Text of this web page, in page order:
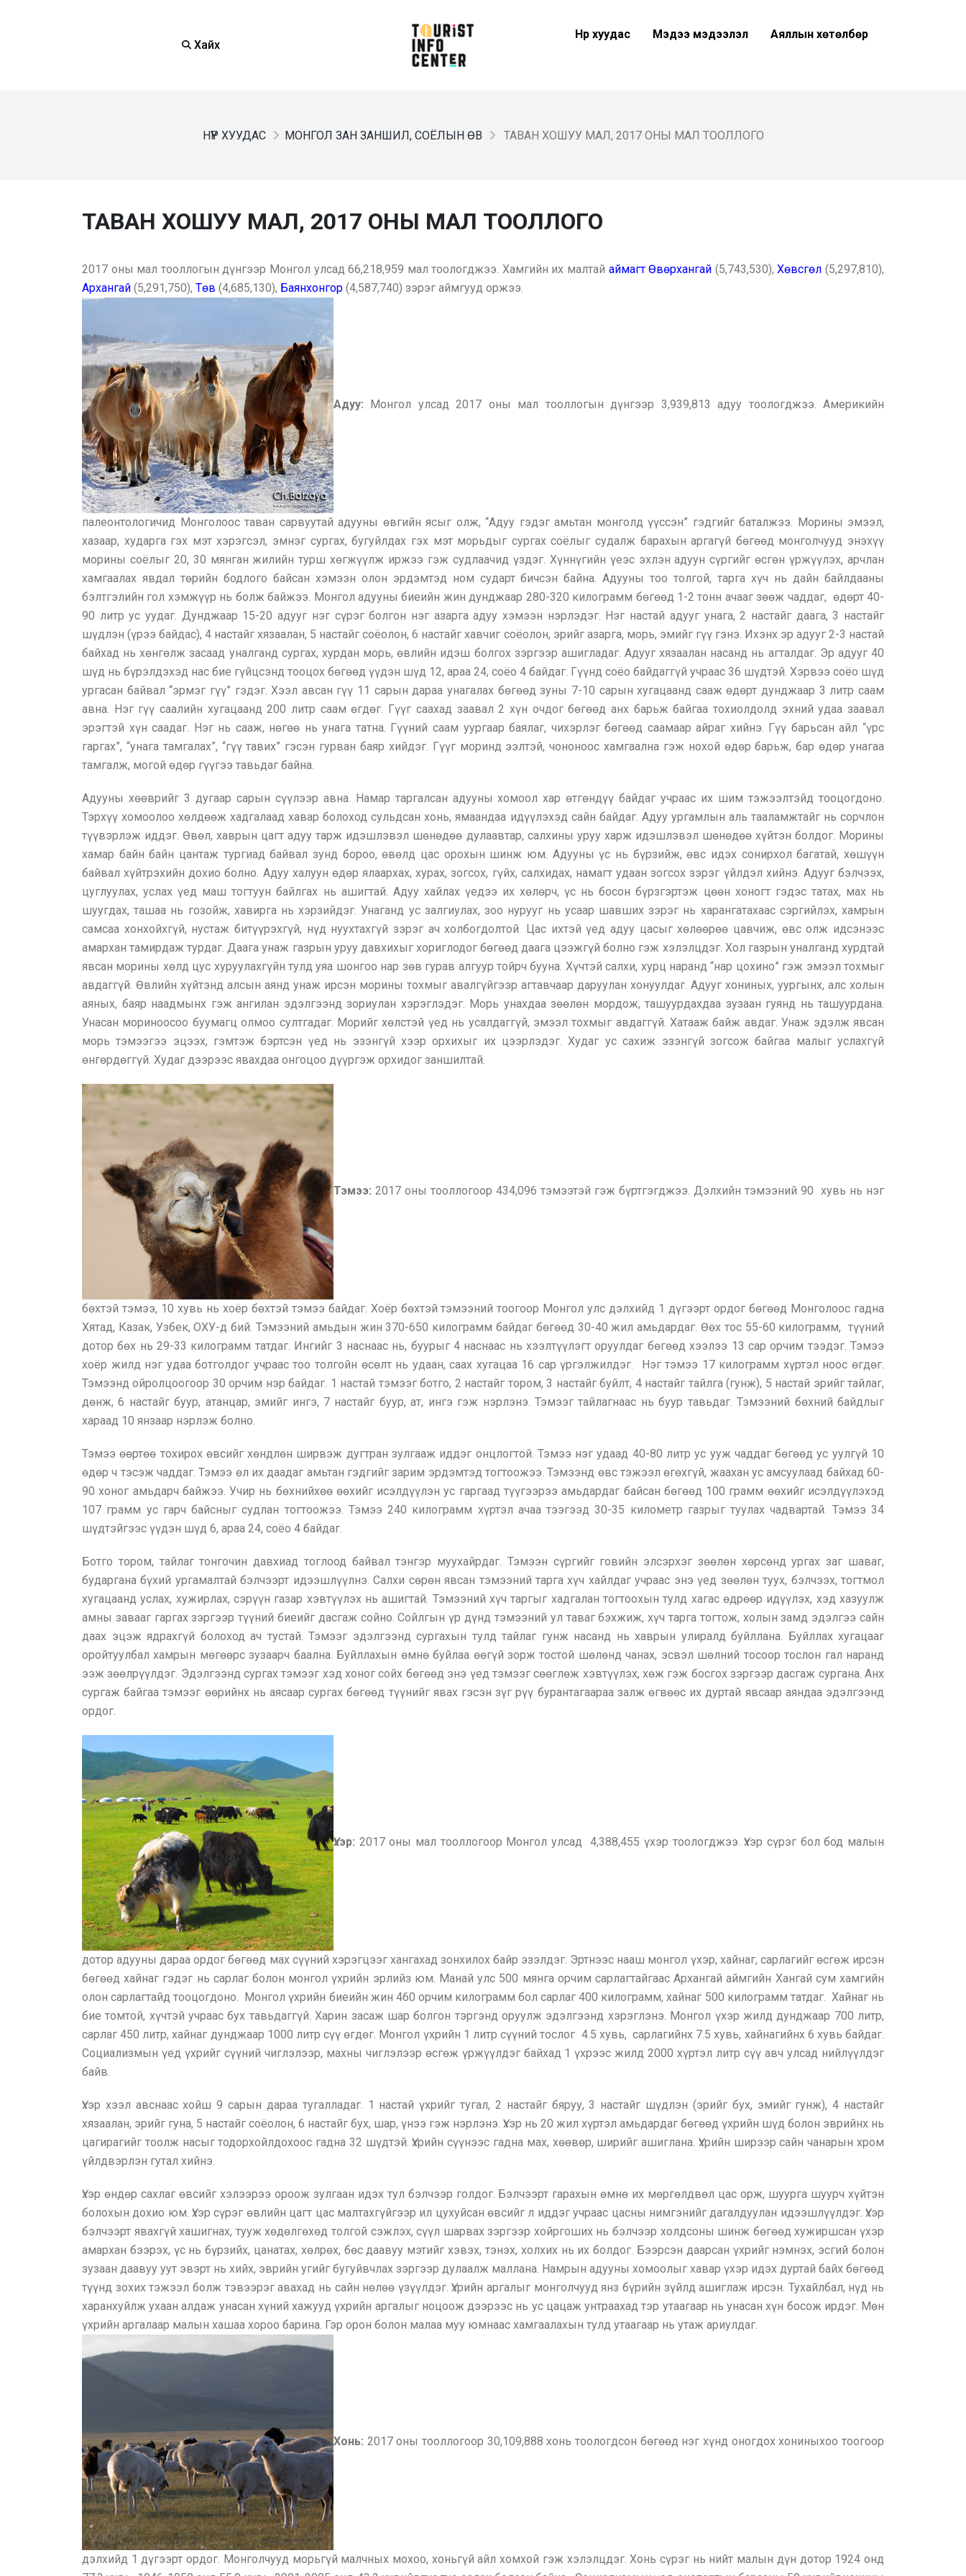
Хайх
Нүүр хуудас Мэдээ мэдээлэл Аяллын хөтөлбөр
НҮҮР ХУУДАС МОНГОЛ ЗАН ЗАНШИЛ, СОЁЛЫН ӨВ ТАВАН ХОШУУ МАЛ, 2017 ОНЫ МАЛ ТООЛЛОГО
ТАВАН ХОШУУ МАЛ, 2017 ОНЫ МАЛ ТООЛЛОГО
2017 оны мал тооллогын дүнгээр Монгол улсад 66,218,959 мал тоологджээ. Хамгийн их малтай аймагт Өвөрхангай (5,743,530),Хөвсгөл (5,297,810),
Архангай (5,291,750), Төв (4,685,130), Баянхонгор (4,587,740) зэрэг аймгууд оржээ.
Адуу: Монгол улсад 2017 оны мал тооллогын дүнгээр 3,939,813 адуу тоологджээ. Америкийн
палеонтологичид Монголоос таван сарвуутай адууны өвгийн ясыг олж, “Адуу гэдэг амьтан монголд үүссэн” гэдгийг баталжээ. Морины эмээл,
хазаар, хударга гэх мэт хэрэгсэл, эмнэг сургах, бугуйлдах гэх мэт морьдыг сургах соёлыг судалж барахын аргагүй бөгөөд монголчууд энэхүү
морины соёлыг 20, 30 мянган жилийн турш хөгжүүлж иржээ гэж судлаачид үздэг. Хүннүгийн үеэс эхлэн адуун сүргийг өсгөн үржүүлэх, арчлан
хамгаалах явдал төрийн бодлого байсан хэмээн олон эрдэмтэд ном сударт бичсэн байна. Адууны тоо толгой, тарга хүч нь дайн байлдааны
бэлтгэлийн гол хэмжүүр нь болж байжээ. Монгол адууны биеийн жин дунджаар 280-320 килограмм бөгөөд 1-2 тонн ачааг зөөж чаддаг, өдөрт 40-
90 литр ус уудаг. Дунджаар 15-20 адууг нэг сүрэг болгон нэг азарга адуу хэмээн нэрлэдэг. Нэг настай адууг унага, 2 настайг даага, 3 настайг
шүдлэн (үрээ байдас), 4 настайг хязаалан, 5 настайг соёолон, 6 настайг хавчиг соёолон, эрийг азарга, морь, эмийг гүү гэнэ. Ихэнх эр адууг 2-3 настай
байхад нь хөнгөлж засаад уналганд сургах, хурдан морь, өвлийн идэш болгох зэргээр ашигладаг. Адууг хязаалан насанд нь агталдаг. Эр адууг 40
шүд нь бүрэлдэхэд нас бие гүйцсэнд тооцох бөгөөд үүдэн шүд 12, араа 24, соёо 4 байдаг. Гүүнд соёо байдаггүй учраас 36 шүдтэй. Хэрвээ соёо шүд
ургасан байвал “эрмэг гүү” гэдэг. Хээл авсан гүү 11 сарын дараа унагалах бөгөөд зуны 7-10 сарын хугацаанд сааж өдөрт дунджаар 3 литр саам
авна. Нэг гүү саалийн хугацаанд 200 литр саам өгдөг. Гүүг саахад заавал 2 хүн очдог бөгөөд анх барьж байгаа тохиолдолд эхний удаа заавал
эрэгтэй хүн саадаг. Нэг нь сааж, нөгөө нь унага татна. Гүүний саам уургаар баялаг, чихэрлэг бөгөөд саамаар айраг хийнэ. Гүү барьсан айл “үрс
гаргах”, “унага тамгалах”, “гүү тавих” гэсэн гурван баяр хийдэг. Гүүг моринд ээлтэй, чононоос хамгаална гэж нохой өдөр барьж, бар өдөр унагаа
тамгалж, могой өдөр гүүгээ тавьдаг байна.
Адууны хөөврийг 3 дугаар сарын сүүлээр авна. Намар таргалсан адууны хомоол хар өтгөндүү байдаг учраас их шим тэжээлтэйд тооцогдоно.
Тэрхүү хомоолоо хөлдөөж хадгалаад хавар болоход сульдсан хонь, ямаандаа идүүлэхэд сайн байдаг. Адуу ургамлын аль тааламжтайг нь сорчлон
түүвэрлэж иддэг. Өвөл, хаврын цагт адуу тарж идэшлэвэл шөнөдөө дулаавтар, салхины уруу харж идэшлэвэл шөнөдөө хүйтэн болдог. Морины
хамар байн байн цантаж тургиад байвал зунд бороо, өвөлд цас орохын шинж юм. Адууны үс нь бүрзийж, өвс идэх сонирхол багатай, хөшүүн
байвал хүйтрэхийн дохио болно. Адуу халуун өдөр ялаархах, хурах, зогсох, гүйх, салхидах, намагт удаан зогсох зэрэг үйлдэл хийнэ. Адууг бэлчээх,
цуглуулах, услах үед маш тогтуун байлгах нь ашигтай. Адуу хайлах үедээ их хөлөрч, үс нь босон бүрзгэртэж цөөн хоногт гэдэс татах, мах нь
шуугдах, ташаа нь гозойж, хавирга нь хэрзийдэг. Унаганд ус залгиулах, зоо нурууг нь усаар шавших зэрэг нь харангатахаас сэргийлэх, хамрын
самсаа хонхойхгүй, нустаж битүүрэхгүй, нүд нуухтахгүй зэрэг ач холбогдолтой. Цас ихтэй үед адуу цасыг хөлөөрөө цавчиж, өвс олж идсэнээс
амархан тамирдаж турдаг. Даага унаж газрын уруу давхихыг хориглодог бөгөөд даага цээжгүй болно гэж хэлэлцдэг. Хол газрын уналганд хурдтай
явсан морины хөлд цус хуруулахгүйн тулд уяа шонгоо нар зөв гурав алгуур тойрч бууна. Хүчтэй салхи, хурц наранд “нар цохино” гэж эмээл тохмыг
авдаггүй. Өвлийн хүйтэнд алсын аянд унаж ирсэн морины тохмыг авалгүйгээр агтавчаар даруулан хонуулдаг. Адууг хониных, уургынх, алс холын
аяных, баяр наадмынх гэж ангилан эдэлгээнд зориулан хэрэглэдэг. Морь унахдаа зөөлөн мордож, ташуурдахдаа зузаан гуянд нь ташуурдана.
Унасан мориноосоо буумагц олмоо султгадаг. Морийг хөлстэй үед нь усалдаггүй, эмээл тохмыг авдаггүй. Хатааж байж авдаг. Унаж эдэлж явсан
морь тэмээгээ эцээх, гэмтэж бэртсэн үед нь эзэнгүй хээр орхихыг их цээрлэдэг. Худаг ус сахиж эзэнгүй зогсож байгаа малыг услахгүй
өнгөрдөггүй. Худаг дээрээс явахдаа онгоцоо дүүргэж орхидог заншилтай.
Тэмээ: 2017 оны тооллогоор 434,096 тэмээтэй гэж бүртгэгджээ. Дэлхийн тэмээний 90 хувь нь нэг
бөхтэй тэмээ, 10 хувь нь хоёр бөхтэй тэмээ байдаг. Хоёр бөхтэй тэмээний тоогоор Монгол улс дэлхийд 1 дүгээрт ордог бөгөөд Монголоос гадна
Хятад, Казак, Узбек, ОХУ-д бий. Тэмээний амьдын жин 370-650 килограмм байдаг бөгөөд 30-40 жил амьдардаг. Өөх тос 55-60 килограмм, түүний
дотор бөх нь 29-33 килограмм татдаг. Ингийг 3 наснаас нь, буурыг 4 наснаас нь хээлтүүлэгт оруулдаг бөгөөд хээлээ 13 сар орчим тээдэг. Тэмээ
хоёр жилд нэг удаа ботголдог учраас тоо толгойн өсөлт нь удаан, саах хугацаа 16 сар үргэлжилдэг. Нэг тэмээ 17 килограмм хүртэл ноос өгдөг.
Тэмээнд ойролцоогоор 30 орчим нэр байдаг. 1 настай тэмээг ботго, 2 настайг тором, 3 настайг буйлт, 4 настайг тайлга (гунж), 5 настай эрийг тайлаг,
дөнж, 6 настайг буур, атанцар, эмийг ингэ, 7 настайг буур, ат, ингэ гэж нэрлэнэ. Тэмээг тайлагнаас нь буур тавьдаг. Тэмээний бөхний байдлыг
хараад 10 янзаар нэрлэж болно.
Тэмээ өөртөө тохирох өвсийг хөндлөн ширвэж дугтран зулгааж иддэг онцлогтой. Тэмээ нэг удаад 40-80 литр ус ууж чаддаг бөгөөд ус уулгүй 10
өдөр ч тэсэж чаддаг. Тэмээ өл их даадаг амьтан гэдгийг зарим эрдэмтэд тогтоожээ. Тэмээнд өвс тэжээл өгөхгүй, жаахан ус амсуулаад байхад 60-
90 хоног амьдарч байжээ. Учир нь бөхнийхөө өөхийг исэлдүүлэн ус гаргаад түүгээрээ амьдардаг байсан бөгөөд 100 грамм өөхийг исэлдүүлэхэд
107 грамм ус гарч байсныг судлан тогтоожээ. Тэмээ 240 килограмм хүртэл ачаа тээгээд 30-35 километр газрыг туулах чадвартай. Тэмээ 34
шүдтэйгээс үүдэн шүд 6, араа 24, соёо 4 байдаг.
Ботго тором, тайлаг тонгочин давхиад тоглоод байвал тэнгэр муухайрдаг. Тэмээн сүргийг говийн элсэрхэг зөөлөн хөрсөнд ургах заг шаваг,
бударгана бүхий ургамалтай бэлчээрт идээшлүүлнэ. Салхи сөрөн явсан тэмээний тарга хүч хайлдаг учраас энэ үед зөөлөн туух, бэлчээх, тогтмол
хугацаанд услах, хужирлах, сэрүүн газар хэвтүүлэх нь ашигтай. Тэмээний хүч таргыг хадгалан тогтоохын тулд хагас өдрөөр идүүлэх, хэд хазуулж
амны завааг гаргах зэргээр түүний биеийг дасгаж сойно. Сойлгын үр дүнд тэмээний ул таваг бэхжиж, хүч тарга тогтож, холын замд эдэлгээ сайн
даах эцэж ядрахгүй болоход ач тустай. Тэмээг эдэлгээнд сургахын тулд тайлаг гунж насанд нь хаврын улиралд буйллана. Буйллах хугацааг
оройтуулбал хамрын мөгөөрс зузаарч баална. Буйллахын өмнө буйлаа өөгүй зорж тостой шөлөнд чанах, эсвэл шөлний тосоор тослон гал наранд
ээж зөөлрүүлдэг. Эдэлгээнд сургах тэмээг хэд хоног сойх бөгөөд энэ үед тэмээг сөөглөж хэвтүүлэх, хөж гэж босгох зэргээр дасгаж сургана. Анх
сургаж байгаа тэмээг өөрийнх нь аясаар сургах бөгөөд түүнийг явах гэсэн зүг рүү бурантагаараа залж өгвөөс их дуртай явсаар аяндаа эдэлгээнд
ордог.
Үхэр: 2017 оны мал тооллогоор Монгол улсад 4,388,455 үхэр тоологджээ. Үхэр сүрэг бол бод малын
дотор адууны дараа ордог бөгөөд мах сүүний хэрэгцээг хангахад зонхилох байр эзэлдэг. Эртнээс нааш монгол үхэр, хайнаг, сарлагийг өсгөж ирсэн
бөгөөд хайнаг гэдэг нь сарлаг болон монгол үхрийн эрлийз юм. Манай улс 500 мянга орчим сарлагтайгаас Архангай аймгийн Хангай сум хамгийн
олон сарлагтайд тооцогдоно. Монгол үхрийн биеийн жин 460 орчим килограмм бол сарлаг 400 килограмм, хайнаг 500 килограмм татдаг. Хайнаг нь
бие томтой, хүчтэй учраас бух тавьдаггүй. Харин засаж шар болгон тэргэнд оруулж эдэлгээнд хэрэглэнэ. Монгол үхэр жилд дунджаар 700 литр,
сарлаг 450 литр, хайнаг дунджаар 1000 литр сүү өгдөг. Монгол үхрийн 1 литр сүүний тослог 4.5 хувь, сарлагийнх 7.5 хувь, хайнагийнх 6 хувь байдаг.
Социализмын үед үхрийг сүүний чиглэлээр, махны чиглэлээр өсгөж үржүүлдэг байхад 1 үхрээс жилд 2000 хүртэл литр сүү авч улсад нийлүүлдэг
байв.
Үхэр хээл авснаас хойш 9 сарын дараа тугалладаг. 1 настай үхрийг тугал, 2 настайг бяруу, 3 настайг шүдлэн (эрийг бух, эмийг гунж), 4 настайг
хязаалан, эрийг гуна, 5 настайг соёолон, 6 настайг бух, шар, үнээ гэж нэрлэнэ. Үхэр нь 20 жил хүртэл амьдардаг бөгөөд үхрийн шүд болон эврийнх нь
цагирагийг тоолж насыг тодорхойлдохоос гадна 32 шүдтэй. Үхрийн сүүнээс гадна мах, хөөвөр, ширийг ашиглана. Үхрийн ширээр сайн чанарын хром
үйлдвэрлэн гутал хийнэ.
Үхэр өндөр сахлаг өвсийг хэлээрээ ороож зулгаан идэх тул бэлчээр голдог. Бэлчээрт гарахын өмнө их мөргөлдвөл цас орж, шуурга шуурч хүйтэн
болохын дохио юм. Үхэр сүрэг өвлийн цагт цас малтахгүйгээр ил цухуйсан өвсийг л иддэг учраас цасны нимгэнийг дагалдуулан идээшлүүлдэг. Үхэр
бэлчээрт явахгүй хашигнах, тууж хөдөлгөхөд толгой сэжлэх, сүүл шарвах зэргээр хойргоших нь бэлчээр холдсоны шинж бөгөөд хужиршсан үхэр
амархан бээрэх, үс нь бүрзийх, цанатах, хөлрөх, бөс даавуу мэтийг хэвэх, тэнэх, холхих нь их болдог. Бээрсэн даарсан үхрийг нэмнэх, эсгий болон
зузаан даавуу уут эвэрт нь хийх, эврийн угийг бугуйвчлах зэргээр дулаалж маллана. Намрын адууны хомоолыг хавар үхэр идэх дуртай байх бөгөөд
түүнд зохих тэжээл болж тэвээрэг авахад нь сайн нөлөө үзүүлдэг. Үхрийн аргалыг монголчууд янз бүрийн зүйлд ашиглаж ирсэн. Тухайлбал, нүд нь
харанхуйлж ухаан алдаж унасан хүний хажууд үхрийн аргалыг ноцоож дээрээс нь ус цацаж унтраахад тэр утаагаар нь унасан хүн босож ирдэг. Мөн
үхрийн аргалаар малын хашаа хороо барина. Гэр орон болон малаа муу юмнаас хамгаалахын тулд утаагаар нь утаж ариулдаг.
Хонь: 2017 оны тооллогоор 30,109,888 хонь тоологдсон бөгөөд нэг хүнд оногдох хониныхоо тоогоор
дэлхийд 1 дүгээрт ордог. Монголчууд морьгүй малчных мохоо, хоньгүй айл хомхой гэж хэлэлцдэг. Хонь сүрэг нь нийт малын дүн дотор 1924 онд